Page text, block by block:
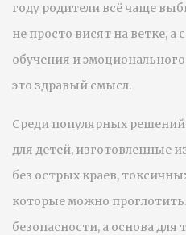
году родители всё чаще
не просто висят на ветке,
обучения и
это здравый смысл.
Среди популярных
для детей, изготовленные
без острых краев,
которые можно проглотить
безопасности, а основа для